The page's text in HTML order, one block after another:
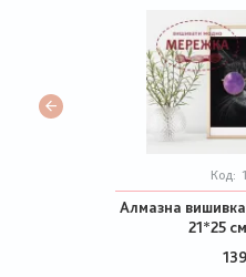
Код:
Алмазна
21*25